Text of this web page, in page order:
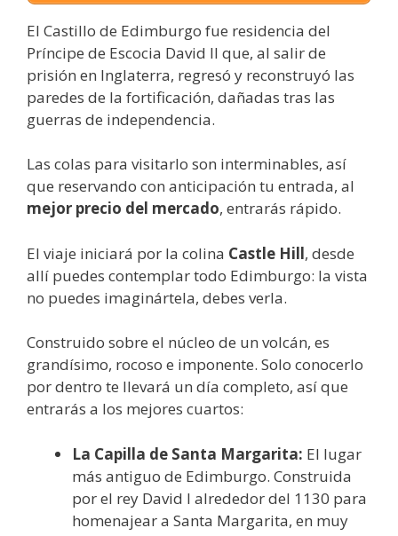
El Castillo de Edimburgo fue residencia del
Príncipe de Escocia David II que, al salir de
prisión en Inglaterra, regresó y reconstruyó las
paredes de la fortificación, dañadas tras las
guerras de independencia.
Las colas para visitarlo son interminables, así
que reservando con anticipación tu entrada, al
mejor precio del mercado, entrarás rápido.
El viaje iniciará por la colina Castle Hill, desde
allí puedes contemplar todo Edimburgo: la vista
no puedes imaginártela, debes verla.
Construido sobre el núcleo de un volcán, es
grandísimo, rocoso e imponente. Solo conocerlo
por dentro te llevará un día completo, así que
entrarás a los mejores cuartos:
La Capilla de Santa Margarita: El lugar
más antiguo de Edimburgo. Construida
por el rey David I alrededor del 1130 para
homenajear a Santa Margarita, en muy